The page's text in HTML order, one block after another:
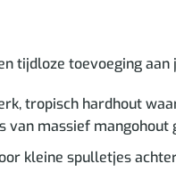
tijdloze toevoeging aan
tropisch hardhout
van massief
kleine spulletjes